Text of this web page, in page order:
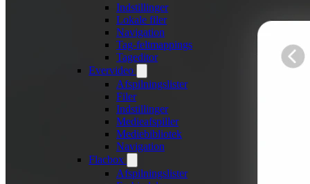
Indstillinger
Lokale filer
Navigation
Tag-feltmappings
Tageditor
Evervideo
Afspilningslister
Filer
Indstillinger
Medieafspiller
Mediebibliotek
Navigation
Flacbox
Afspilningslister